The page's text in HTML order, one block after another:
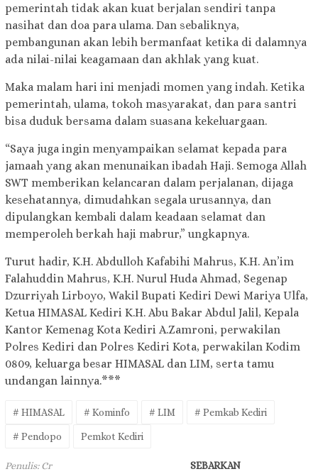
pemerintah tidak akan kuat berjalan sendiri tanpa
nasihat dan doa para ulama. Dan sebaliknya,
pembangunan akan lebih bermanfaat ketika di dalamnya
ada nilai-nilai keagamaan dan akhlak yang kuat.
Maka malam hari ini menjadi momen yang indah. Ketika
pemerintah, ulama, tokoh masyarakat, dan para santri
bisa duduk bersama dalam suasana kekeluargaan.
“Saya juga ingin menyampaikan selamat kepada para
jamaah yang akan menunaikan ibadah Haji. Semoga Allah
SWT memberikan kelancaran dalam perjalanan, dijaga
kesehatannya, dimudahkan segala urusannya, dan
dipulangkan kembali dalam keadaan selamat dan
memperoleh berkah haji mabrur,” ungkapnya.
Turut hadir, K.H. Abdulloh Kafabihi Mahrus, K.H. An’im
Falahuddin Mahrus, K.H. Nurul Huda Ahmad, Segenap
Dzurriyah Lirboyo, Wakil Bupati Kediri Dewi Mariya Ulfa,
Ketua HIMASAL Kediri K.H. Abu Bakar Abdul Jalil, Kepala
Kantor Kemenag Kota Kediri A.Zamroni, perwakilan
Polres Kediri dan Polres Kediri Kota, perwakilan Kodim
0809, keluarga besar HIMASAL dan LIM, serta tamu
undangan lainnya.***
# HIMASAL # Kominfo # LIM # Pemkab Kediri
# Pendopo Pemkot Kediri
Penulis: Cr
SEBARKAN